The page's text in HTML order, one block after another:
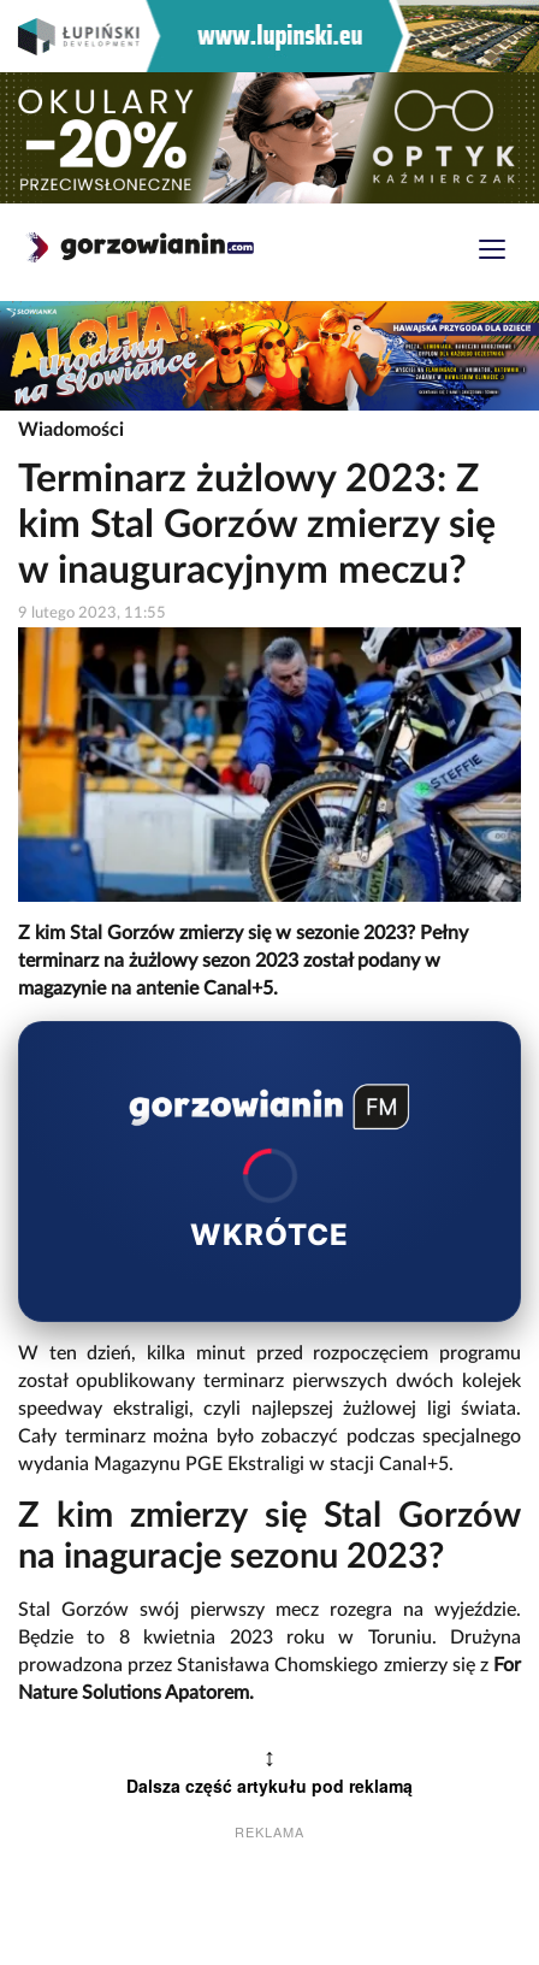
Wiadomości
Terminarz żużlowy 2023: Z
kim Stal Gorzów zmierzy się
w inauguracyjnym meczu?
9 lutego 2023, 11:55
Z kim Stal Gorzów zmierzy się w sezonie 2023? Pełny
terminarz na żużlowy sezon 2023 został podany w
magazynie na antenie Canal+5.
WKRÓTCE
W ten dzień, kilka minut przed rozpoczęciem programu
został opublikowany terminarz pierwszych dwóch kolejek
speedway ekstraligi, czyli najlepszej żużlowej ligi świata.
Cały terminarz można było zobaczyć podczas specjalnego
wydania Magazynu PGE Ekstraligi w stacji Canal+5.
Z kim zmierzy się Stal Gorzów
na inaguracje sezonu 2023?
Stal Gorzów swój pierwszy mecz rozegra na wyjeździe.
Będzie to 8 kwietnia 2023 roku w Toruniu. Drużyna
prowadzona przez Stanisława Chomskiego zmierzy się z For
Nature Solutions Apatorem.
↕
Dalsza część artykułu pod reklamą
REKLAMA